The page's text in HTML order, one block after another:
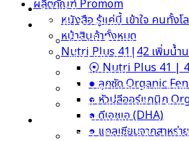
หน้าแรก
เกี่ยวกับ Promom
ผู้ก่อตั้ง Promom
Mission ของเรา
ความแตกต่าง
FAQ คำถามเกี่ยวกับผลิตภั
ความไว้วางใจจากทั่วประเทศ
ผลิตภัณฑ์ Promom
หนังสือ รู้แค่นี้ เข้าใจ คนทั้งโ
หน้าสินค้าทั้งหมด
Nutri Plus 41|42 เพิ่มน้ำ
⦿ Nutri Plus 41 |
● ลูกซัด Organic
● หัวปลีออร์แกนิก